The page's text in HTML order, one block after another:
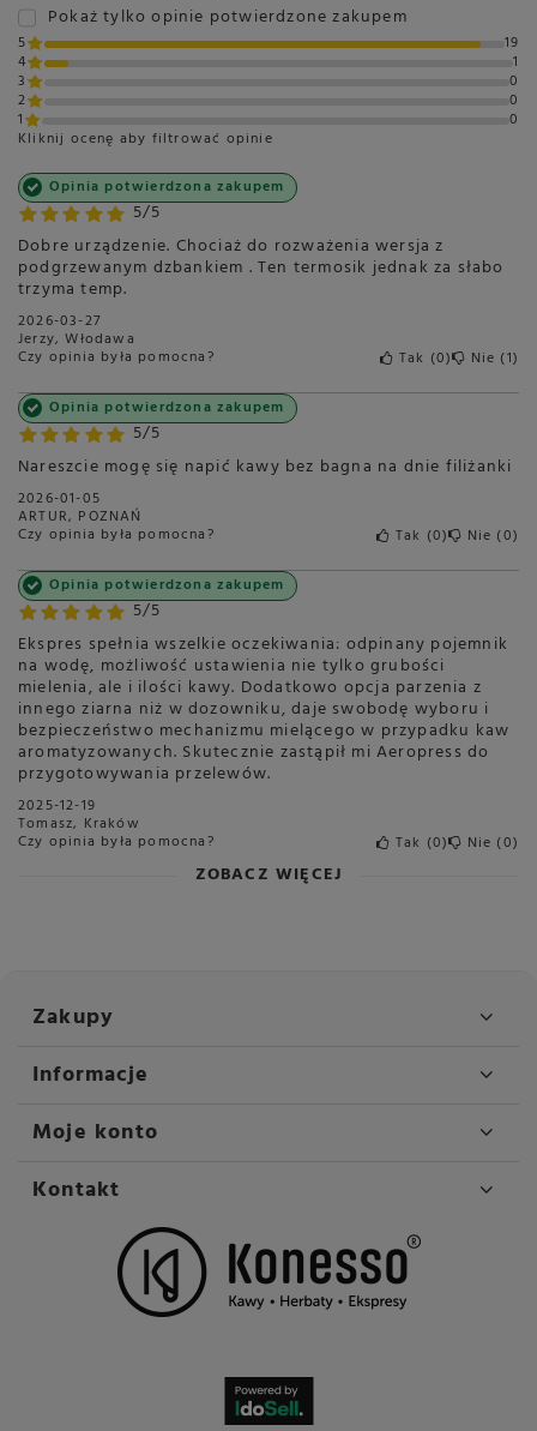
Pokaż tylko opinie potwierdzone zakupem
5
19
4
1
3
0
2
0
1
0
Kliknij ocenę aby filtrować opinie
5/5
Opinia potwierdzona zakupem
Dobre urządzenie. Chociaż do rozważenia wersja z
podgrzewanym dzbankiem . Ten termosik jednak za słabo
trzyma temp.
2026-03-27
Jerzy, Włodawa
Czy opinia była pomocna? Tak 0 Nie 1
5/5
Opinia potwierdzona zakupem
Nareszcie mogę się napić kawy bez bagna na dnie filiżanki
2026-01-05
ARTUR, POZNAŃ
Czy opinia była pomocna? Tak 0 Nie 0
5/5
Opinia potwierdzona zakupem
Ekspres spełnia wszelkie oczekiwania: odpinany pojemnik
na wodę, możliwość ustawienia nie tylko grubości
mielenia, ale i ilości kawy. Dodatkowo opcja parzenia z
innego ziarna niż w dozowniku, daje swobodę wyboru i
bezpieczeństwo mechanizmu mielącego w przypadku kaw
aromatyzowanych. Skutecznie zastąpił mi Aeropress do
przygotowywania przelewów.
2025-12-19
Tomasz, Kraków
Czy opinia była pomocna? Tak 0 Nie 0
ZOBACZ WIĘCEJ
Zakupy
Informacje
Moje konto
Kontakt